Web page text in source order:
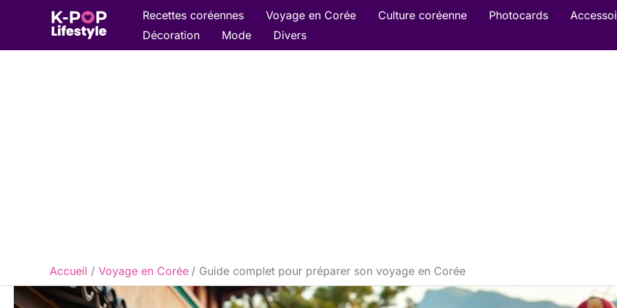
contenu
Recettes coréennes Voyage en Corée Culture coréenne Photocards
Décoration
Mode Divers
Accueil Voyage en Corée Guide complet pour préparer son voyage en Corée